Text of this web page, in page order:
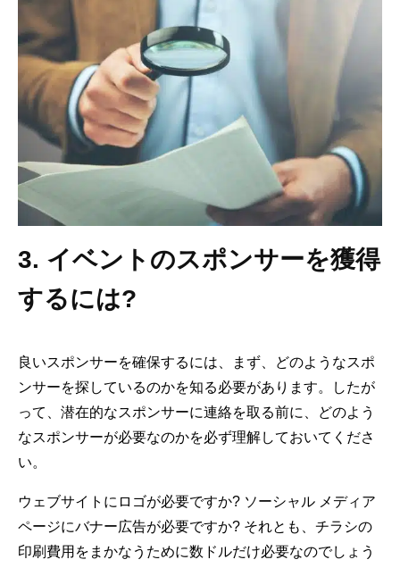
3. イベントのスポンサーを獲得
するには?
良いスポンサーを確保するには、まず、どのようなスポ
ンサーを探しているのかを知る必要があります。したが
って、潜在的なスポンサーに連絡を取る前に、どのよう
なスポンサーが必要なのかを必ず理解しておいてくださ
い。
ウェブサイトにロゴが必要ですか? ソーシャル メディア
ページにバナー広告が必要ですか? それとも、チラシの
印刷費用をまかなうために数ドルだけ必要なのでしょう